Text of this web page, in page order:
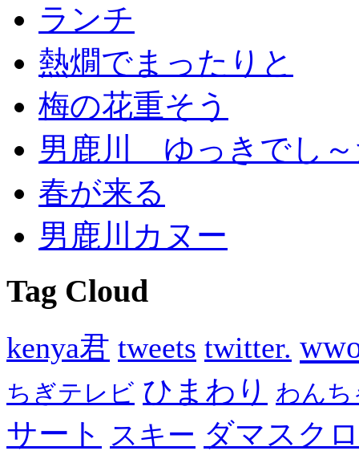
ランチ
熱燗でまったりと
梅の花重そう
男鹿川 ゆっきでし～
春が来る
男鹿川カヌー
Tag Cloud
kenya君 tweets twitter.
ちぎテレビ ひまわり わんち
サート スキー ダマスク